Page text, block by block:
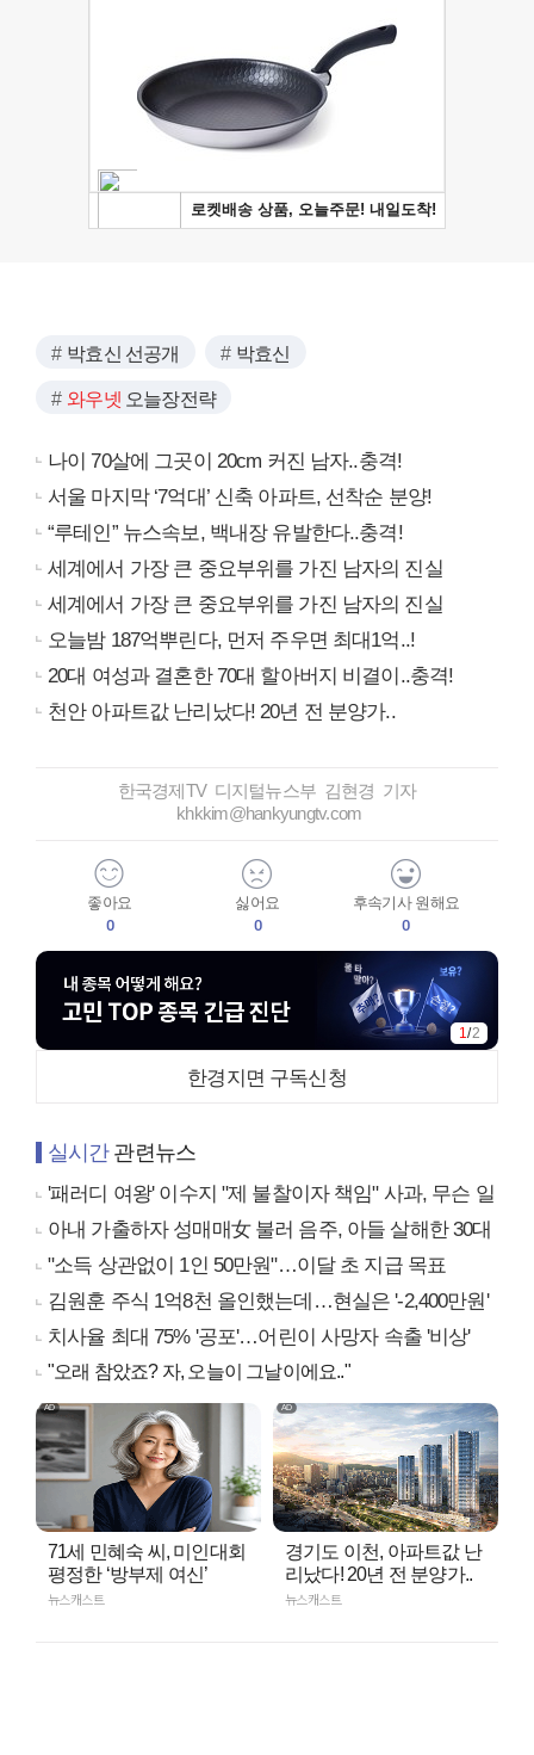
박효신 선공개 박효신
와우넷 오늘장전략
나이 70살에 그곳이 20cm 커진 남자..충격!
서울 마지막 ‘7억대’ 신축 아파트, 선착순 분양!
“루테인” 뉴스속보, 백내장 유발한다..충격!
세계에서 가장 큰 중요부위를 가진 남자의 진실
세계에서 가장 큰 중요부위를 가진 남자의 진실
오늘밤 187억뿌린다, 먼저 주우면 최대1억..!
20대 여성과 결혼한 70대 할아버지 비결이..충격!
천안 아파트값 난리났다! 20년 전 분양가..
한국경제TV 디지털뉴스부 김현경 기자
khkkim@hankyungtv.com
좋아요
0
싫어요
0
후속기사 원해요
0
1/2
한경지면 구독신청
실시간관련뉴스
'패러디 여왕' 이수지 "제 불찰이자 책임" 사과, 무슨 일
아내 가출하자 성매매女 불러 음주, 아들 살해한 30대
"소득 상관없이 1인 50만원"…이달 초 지급 목표
김원훈 주식 1억8천 올인했는데…현실은 '-2,400만원'
치사율 최대 75% '공포'…어린이 사망자 속출 '비상'
"오래 참았죠? 자, 오늘이 그날이에요.."
71세 민혜숙 씨, 미인대회
평정한 ‘방부제 여신’
뉴스캐스트
경기도 이천, 아파트값 난
리났다! 20년 전 분양가..
뉴스캐스트